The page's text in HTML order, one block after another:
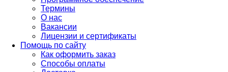
Термины
О нас
Вакансии
Лицензии и сертификаты
Помощь по сайту
Как оформить заказ
Способы оплаты